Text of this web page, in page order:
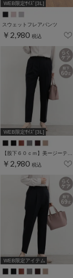
WEB限定ｻｲｽﾞ[3L]
スウェットフレアパンツ
￥2,980 税込
WEB限定ｻｲｽﾞ[3L]
￥2,980 税込
WEB限定アイテム